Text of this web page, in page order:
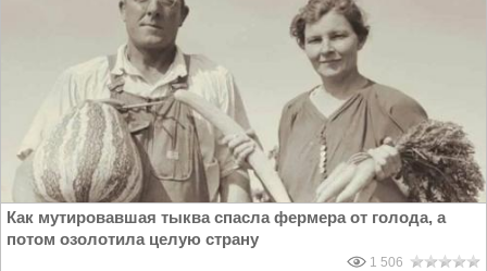
Как мутировавшая тыква спасла фермера от голода, а
потом озолотила целую страну
1 506